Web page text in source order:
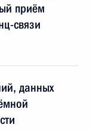
приём
связи
данных